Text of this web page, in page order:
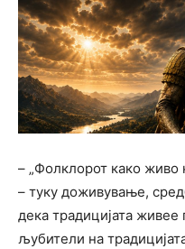
– „Фолклорот како живо
– туку доживување,
дека традицијата живее
љубители на